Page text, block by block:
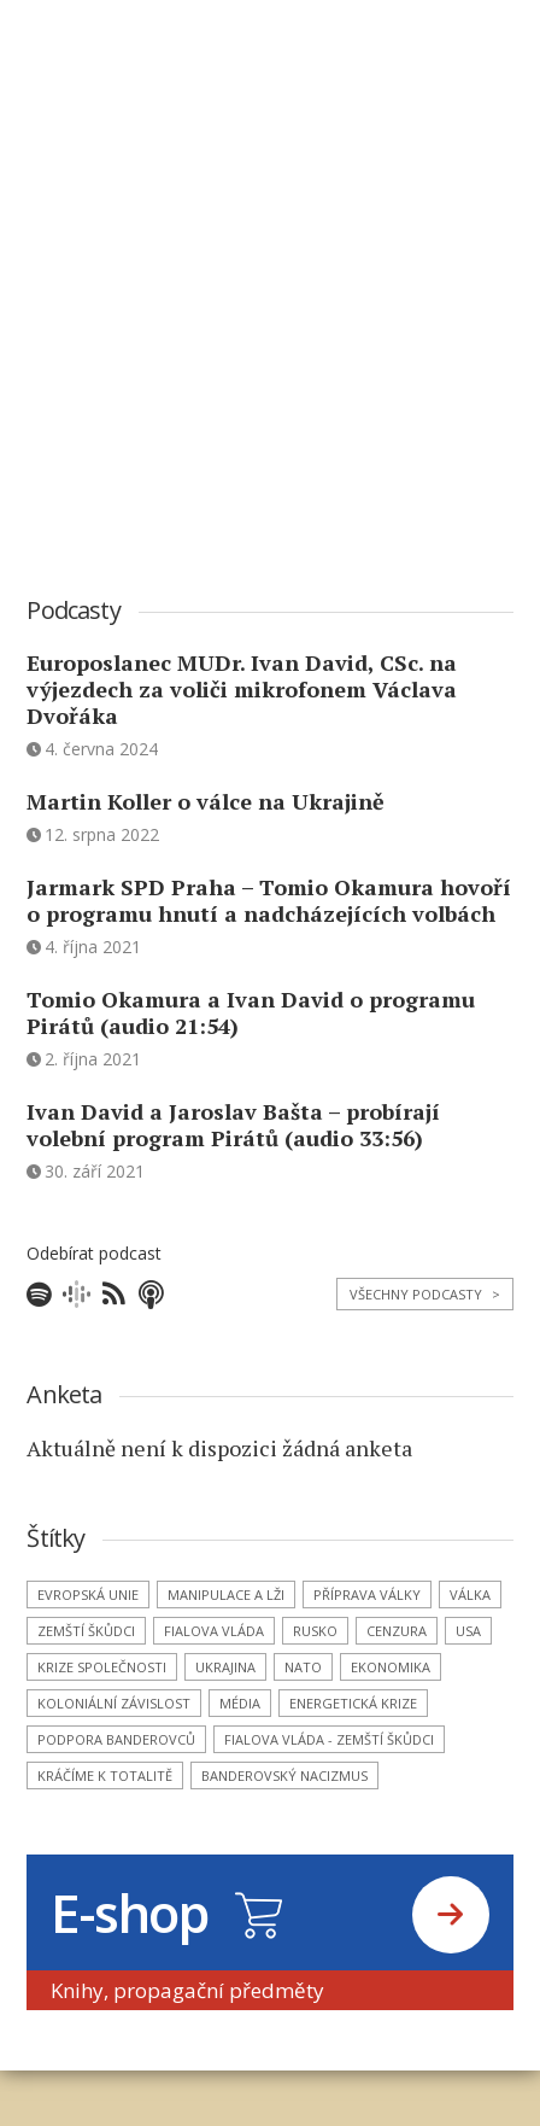
Podcasty
Europoslanec MUDr. Ivan David, CSc. na
výjezdech za voliči mikrofonem Václava
Dvořáka
4. června 2024
Martin Koller o válce na Ukrajině
12. srpna 2022
Jarmark SPD Praha – Tomio Okamura hovoří
o programu hnutí a nadcházejících volbách
4. října 2021
Tomio Okamura a Ivan David o programu
Pirátů (audio 21:54)
2. října 2021
Ivan David a Jaroslav Bašta – probírají
volební program Pirátů (audio 33:56)
30. září 2021
Odebírat podcast
VŠECHNY PODCASTY >
Anketa
Aktuálně není k dispozici žádná anketa
Štítky
EVROPSKÁ UNIE MANIPULACE A LŽI PŘÍPRAVA VÁLKY
VÁLKA
ZEMŠTÍ ŠKŮDCI
FIALOVA VLÁDA RUSKO CENZURA
USA
KRIZE SPOLEČNOSTI
UKRAJINA NATO
EKONOMIKA
KOLONIÁLNÍ ZÁVISLOST
MÉDIA
ENERGETICKÁ KRIZE
PODPORA BANDEROVCŮ
FIALOVA VLÁDA - ZEMŠTÍ ŠKŮDCI
KRÁČÍME K TOTALITĚ
BANDEROVSKÝ NACIZMUS
E-shop
Knihy, propagační předměty